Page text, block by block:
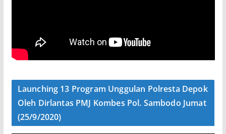
Launching 13 Program Unggulan Polresta Depok
Oleh Dirlantas PMJ Kombes Pol. Sambodo Jumat
(25/9/2020)